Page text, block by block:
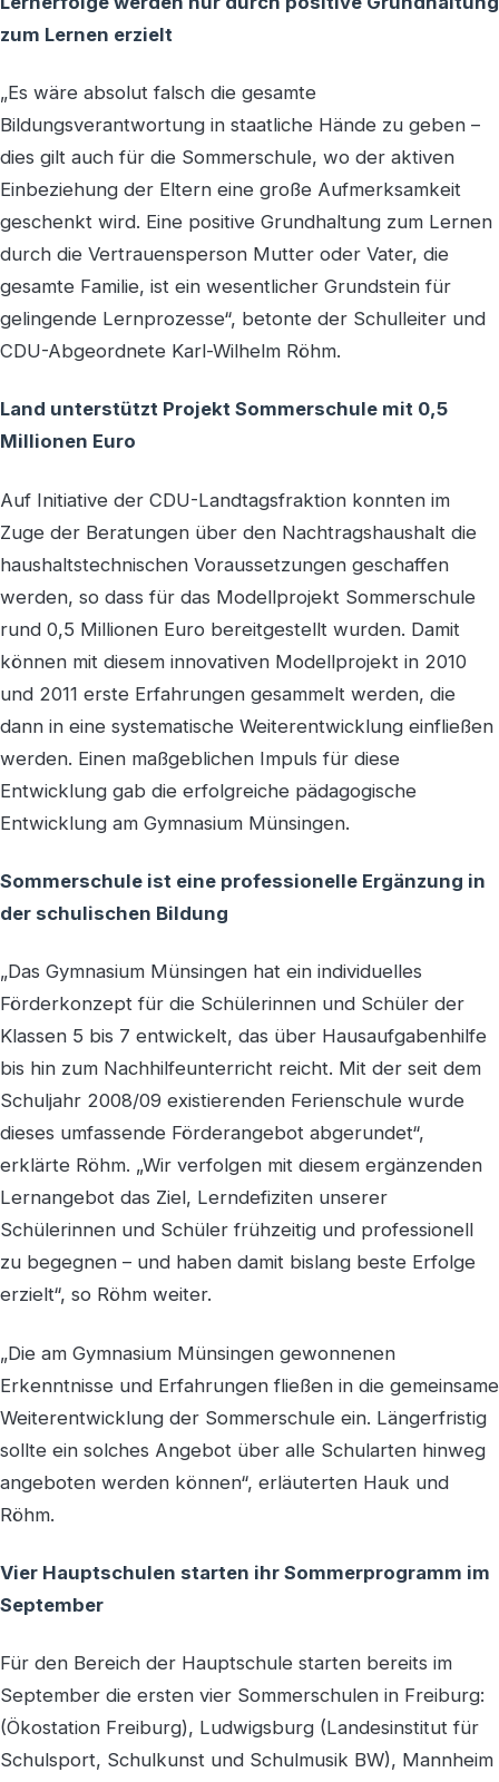
zum Lernen erzielt
„Es wäre absolut falsch die gesamte
Bildungsverantwortung in staatliche Hände zu geben –
dies gilt auch für die Sommerschule, wo der aktiven
Einbeziehung der Eltern eine große Aufmerksamkeit
geschenkt wird. Eine positive Grundhaltung zum Lernen
durch die Vertrauensperson Mutter oder Vater, die
gesamte Familie, ist ein wesentlicher Grundstein für
gelingende Lernprozesse“, betonte der Schulleiter und
CDU-Abgeordnete Karl-Wilhelm Röhm.
Land unterstützt Projekt Sommerschule mit 0,5
Millionen Euro
Auf Initiative der CDU-Landtagsfraktion konnten im
Zuge der Beratungen über den Nachtragshaushalt die
haushaltstechnischen Voraussetzungen geschaffen
werden, so dass für das Modellprojekt Sommerschule
rund 0,5 Millionen Euro bereitgestellt wurden. Damit
können mit diesem innovativen Modellprojekt in 2010
und 2011 erste Erfahrungen gesammelt werden, die
dann in eine systematische Weiterentwicklung einfließen
werden. Einen maßgeblichen Impuls für diese
Entwicklung gab die erfolgreiche pädagogische
Entwicklung am Gymnasium Münsingen.
Sommerschule ist eine professionelle Ergänzung in
der schulischen Bildung
„Das Gymnasium Münsingen hat ein individuelles
Förderkonzept für die Schülerinnen und Schüler der
Klassen 5 bis 7 entwickelt, das über Hausaufgabenhilfe
bis hin zum Nachhilfeunterricht reicht. Mit der seit dem
Schuljahr 2008/09 existierenden Ferienschule wurde
dieses umfassende Förderangebot abgerundet“,
erklärte Röhm. „Wir verfolgen mit diesem ergänzenden
Lernangebot das Ziel, Lerndefiziten unserer
Schülerinnen und Schüler frühzeitig und professionell
zu begegnen – und haben damit bislang beste Erfolge
erzielt“, so Röhm weiter.
„Die am Gymnasium Münsingen gewonnenen
Erkenntnisse und Erfahrungen fließen in die gemeinsame
Weiterentwicklung der Sommerschule ein. Längerfristig
sollte ein solches Angebot über alle Schularten hinweg
angeboten werden können“, erläuterten Hauk und
Röhm.
Vier Hauptschulen starten ihr Sommerprogramm im
September
Für den Bereich der Hauptschule starten bereits im
September die ersten vier Sommerschulen in Freiburg:
(Ökostation Freiburg), Ludwigsburg (Landesinstitut für
Schulsport, Schulkunst und Schulmusik BW), Mannheim